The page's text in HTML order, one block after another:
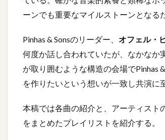
な道
標
1.0.1
①「בראש
המשורר」
1.0.2
אהבה לא
ーンでも重要なマイルストーンとなる
Pinhas & Sonsのリーダー、 オフェル・
何度か話し合われていたが、なかなか
が取り囲むような構造の会場でPinhas
を作りたいという想いが一致し共演に
本稿では各曲の紹介と、アーティスト
をまとめたプレイリストを紹介する。